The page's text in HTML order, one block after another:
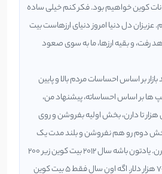
کوین خواهیم بود. فکر کنم خیلی ساده
دل دنیا امروز دنیای ارزهاست بیت
۱۵۰ هم خواهد رفت، و بقیه ارزها، ما به سوی صعود
بر اساس احساسات مردم بالا و پایین
ها بر اساس احساساته، پیشنهاد من،
هزار تا دارن، بخش اولیه بفروشن و روی
دوم رو هم نفروشن و بلند مدت یک
ریسک منطقی در نظر بگیرن. یادتون باشه سال ۲۰۱۲ بیت کوین زیر ۲۰۰
دلار بود و امروز نزدیک به ۷۰ هزار دلار. اگه اون سال فقط ۵ بیت کوین